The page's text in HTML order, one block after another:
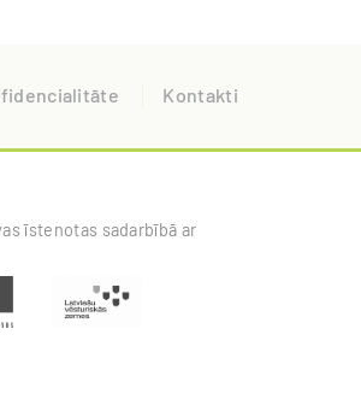
Kontakti
īstenotas sadarbībā ar